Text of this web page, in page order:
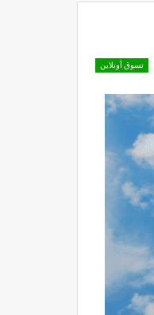
تسوق أونلاين